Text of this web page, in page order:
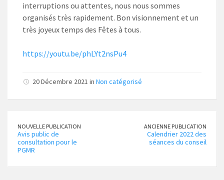
interruptions ou attentes, nous nous sommes
organisés très rapidement. Bon visionnement et un
très joyeux temps des Fêtes à tous.
https://youtu.be/phLYt2nsPu4
20 Décembre 2021 in Non catégorisé
NOUVELLE PUBLICATION
Avis public de
consultation pour le
PGMR
ANCIENNE PUBLICATION
Calendrier 2022 des
séances du conseil